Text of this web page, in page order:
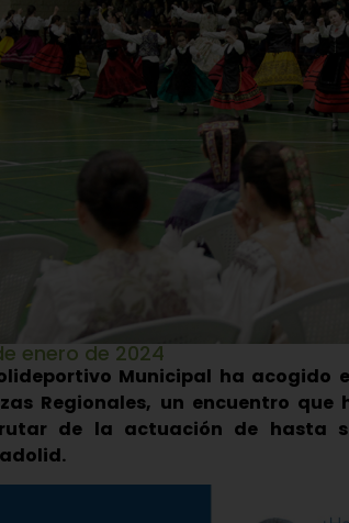
enero de 2024
Municipal ha acogido
Regionales, un encuentro
de la actuación de hasta